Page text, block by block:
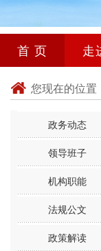
首 页 走
您现在的位置
政务动态
领导班子
机构职能
法规公文
政策解读